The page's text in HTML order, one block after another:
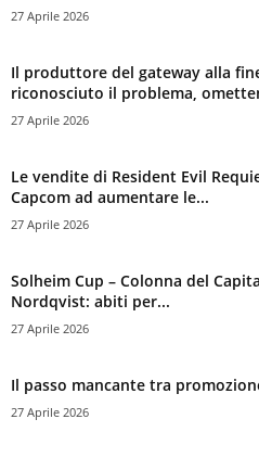
27 Aprile 2026
Il produttore del gateway alla
riconosciuto il problema,
27 Aprile 2026
Le vendite di Resident Evil
Capcom ad aumentare le...
27 Aprile 2026
Solheim Cup – Colonna del
Nordqvist: abiti per...
27 Aprile 2026
Il passo mancante tra
27 Aprile 2026